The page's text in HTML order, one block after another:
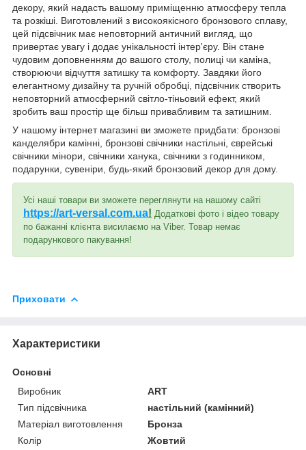
декору, який надасть вашому приміщенню атмосферу тепла
та розкіші. Виготовлений з високоякісного бронзового сплаву,
цей підсвічник має неповторний античний вигляд, що
привертає увагу і додає унікальності інтер'єру. Він стане
чудовим доповненням до вашого столу, полиці чи каміна,
створюючи відчуття затишку та комфорту. Завдяки його
елегантному дизайну та ручній обробці, підсвічник створить
неповторний атмосферний світло-тіньовий ефект, який
зробить ваш простір ще більш привабливим та затишним.
У нашому інтернет магазині ви зможете придбати: бронзові
канделябри камінні, бронзові свічники настільні, єврейські
свічники мінори, свічники ханука, свічники з годинником,
подарунки, сувеніри, будь-який бронзовий декор для дому.
Усі наші товари ви зможете переглянути на нашому сайті
https://art-versal.com.ua! Додаткові фото і відео товару
по бажанні клієнта висилаємо на Viber. Товар немає
подарункового пакування!
Приховати
Характеристики
Основні
Виробник
ART
Тип підсвічника
настільний (камінний)
Матеріал виготовлення
Бронза
Колір
Жовтий